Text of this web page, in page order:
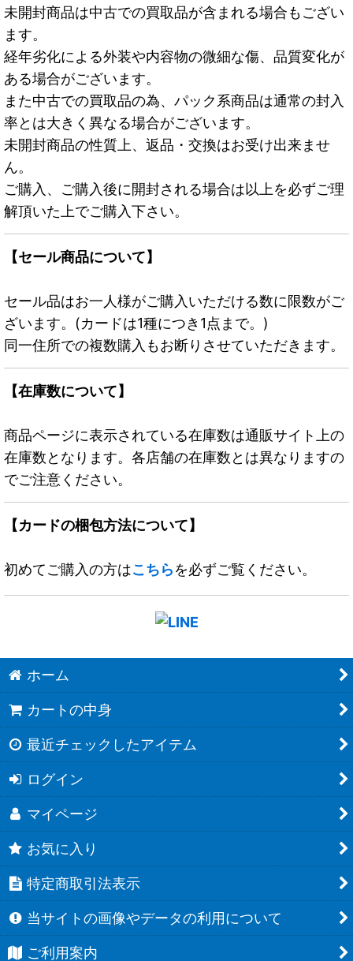
未開封商品は中古での買取品が含まれる場合もござい
ます。
経年劣化による外装や内容物の微細な傷、品質変化が
ある場合がございます。
また中古での買取品の為、パック系商品は通常の封入
率とは大きく異なる場合がございます。
未開封商品の性質上、返品・交換はお受け出来ませ
ん。
ご購入、ご購入後に開封される場合は以上を必ずご理
解頂いた上でご購入下さい。
【セール商品について】
セール品はお一人様がご購入いただける数に限数がご
ざいます。(カードは1種につき1点まで。)
同一住所での複数購入もお断りさせていただきます。
【在庫数について】
商品ページに表示されている在庫数は通販サイト上の
在庫数となります。各店舗の在庫数とは異なりますの
でご注意ください。
【カードの梱包方法について】
初めてご購入の方はこちらを必ずご覧ください。
ホーム
カートの中身
最近チェックしたアイテム
ログイン
マイページ
お気に入り
特定商取引法表示
当サイトの画像やデータの利用について
ご利用案内